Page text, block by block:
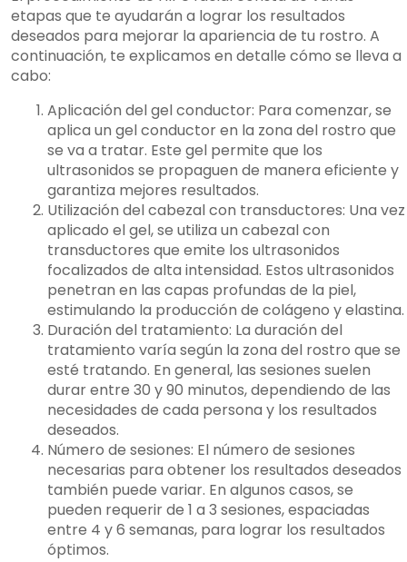
etapas que te ayudarán a lograr los resultados
deseados para mejorar la apariencia de tu rostro. A
continuación, te explicamos en detalle cómo se lleva a
cabo:
Aplicación del gel conductor: Para comenzar, se
aplica un gel conductor en la zona del rostro que
se va a tratar. Este gel permite que los
ultrasonidos se propaguen de manera eficiente y
garantiza mejores resultados.
Utilización del cabezal con transductores: Una vez
aplicado el gel, se utiliza un cabezal con
transductores que emite los ultrasonidos
focalizados de alta intensidad. Estos ultrasonidos
penetran en las capas profundas de la piel,
estimulando la producción de colágeno y elastina.
Duración del tratamiento: La duración del
tratamiento varía según la zona del rostro que se
esté tratando. En general, las sesiones suelen
durar entre 30 y 90 minutos, dependiendo de las
necesidades de cada persona y los resultados
deseados.
Número de sesiones: El número de sesiones
necesarias para obtener los resultados deseados
también puede variar. En algunos casos, se
pueden requerir de 1 a 3 sesiones, espaciadas
entre 4 y 6 semanas, para lograr los resultados
óptimos.